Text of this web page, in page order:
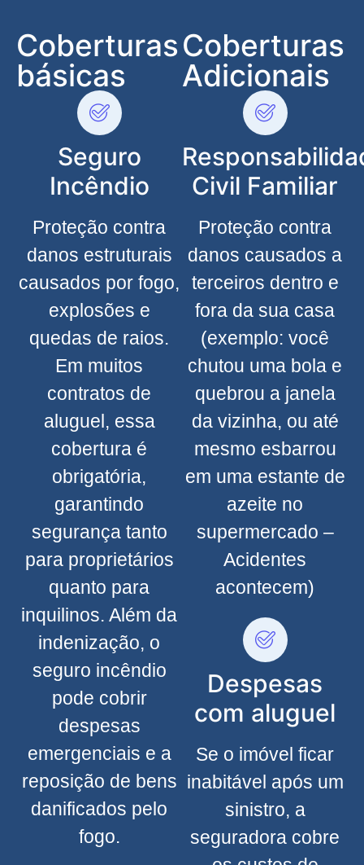
Coberturas
básicas
Seguro
Incêndio
Proteção contra
danos estruturais
causados por fogo,
explosões e
quedas de raios.
Em muitos
contratos de
aluguel, essa
cobertura é
obrigatória,
garantindo
segurança tanto
para proprietários
quanto para
inquilinos. Além da
indenização, o
seguro incêndio
pode cobrir
despesas
emergenciais e a
reposição de bens
danificados pelo
fogo.
Coberturas
Adicionais
Civil Familiar
Proteção contra
danos causados a
terceiros dentro e
fora da sua casa
(exemplo: você
chutou uma bola e
quebrou a janela
da vizinha, ou até
mesmo esbarrou
em uma estante de
azeite no
supermercado –
Acidentes
acontecem)
Despesas
com aluguel
Se o imóvel ficar
inabitável após um
sinistro, a
seguradora cobre